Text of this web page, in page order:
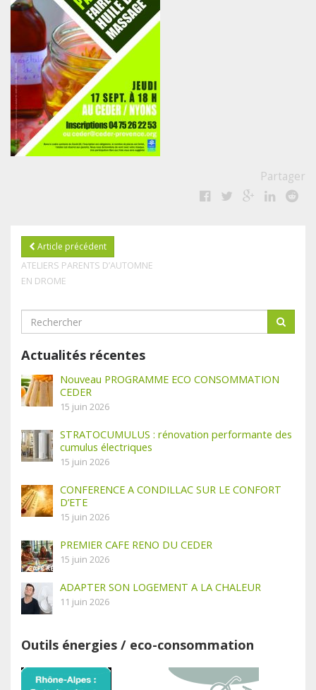
Partager
Article précédent
ATELIERS PARENTS D’AUTOMNE
EN DROME
Actualités récentes
Nouveau PROGRAMME ECO CONSOMMATION
CEDER
15 juin 2026
STRATOCUMULUS : rénovation performante des
cumulus électriques
15 juin 2026
CONFERENCE A CONDILLAC SUR LE CONFORT
D’ETE
15 juin 2026
PREMIER CAFE RENO DU CEDER
15 juin 2026
ADAPTER SON LOGEMENT A LA CHALEUR
11 juin 2026
Outils énergies / eco-consommation